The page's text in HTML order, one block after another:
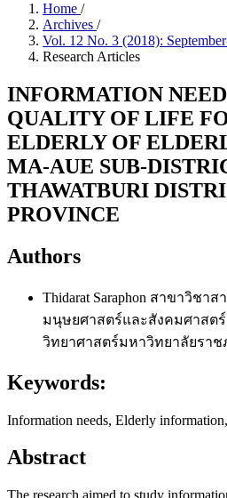
Home /
Archives /
Vol. 12 No. 3 (2018):
Research Articles
INFORMATION
QUALITY OF LIFE
ELDERLY OF
MA-AUE SUB-
THAWATBURI
PROVINCE
Authors
Thidarat Saraphon สาขาวิชาส
มนุษยศาสตร์และสังคมศาสต
วิทยาศาสตร์มหาวิทยาลัยราช
Keywords:
Information needs, Elderly
Abstract